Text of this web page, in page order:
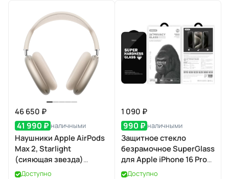
46 650 ₽
41 990 ₽ наличными
Наушники Apple AirPods
Max 2, Starlight
(сияющая звезда)
(MHWL4)
Доступно
1 090 ₽
990 ₽ наличными
Защитное стекло
безрамочное SuperGlass
для Apple iPhone 16 Pro
Max / 17 Pro Max
Доступно